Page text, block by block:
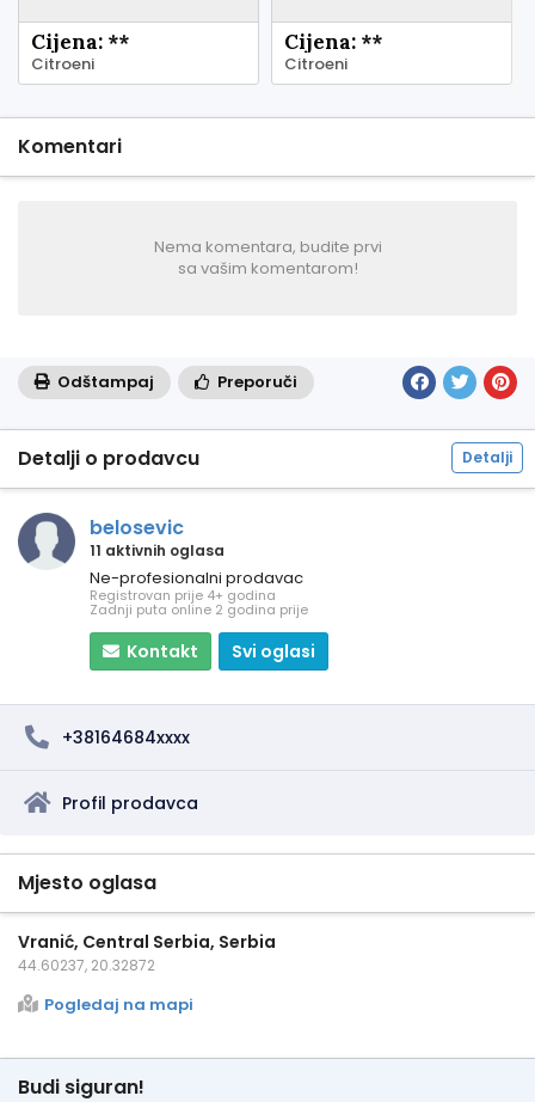
Cijena: **
Citroeni
Cijena: **
Citroeni
Komentari
Nema komentara, budite prvi
sa vašim komentarom!
Odštampaj Preporuči
Detalji o prodavcu Detalji
belosevic
11 aktivnih oglasa
Ne-profesionalni prodavac
Registrovan prije 4+ godina
Zadnji puta online 2 godina prije
Kontakt Svi oglasi
+38164684xxxx
Profil prodavca
Mjesto oglasa
Vranić, Central Serbia, Serbia
44.60237, 20.32872
Pogledaj na mapi
Budi siguran!